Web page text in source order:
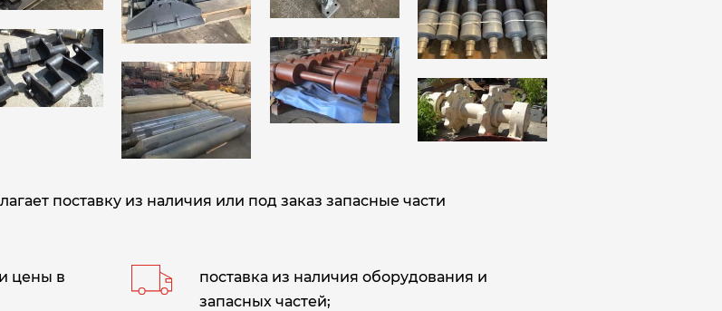
поставку из наличия или под заказ запасные части
цены в
поставка из наличия оборудования и
запасных частей;